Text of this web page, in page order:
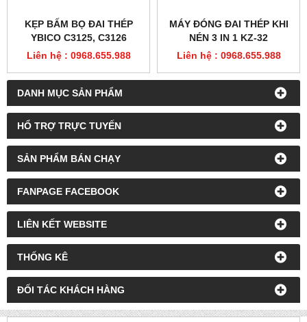
DANH MỤC SẢN PHẨM
HỔ TRỢ TRỰC TUYẾN
SẢN PHẨM BÁN CHẠY
FANPAGE FACEBOOK
LIÊN KẾT WEBSITE
THỐNG KÊ
ĐỐI TÁC KHÁCH HÀNG
KẸP BẤM BỌ ĐAI THÉP
YBICO C3125, C3126
Liên hệ : 0968.655.988
MÁY ĐÓNG ĐAI THÉP KHI
NÉN 3 IN 1 KZ-32
Liên hệ : 0968.655.988